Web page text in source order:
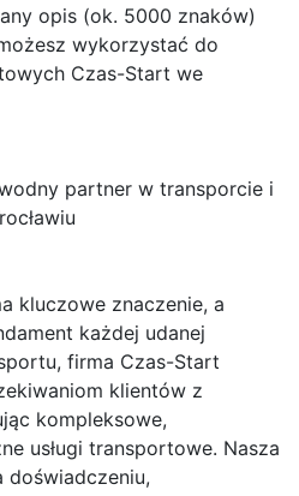
opis (ok. 5000 znaków)
wykorzystać do
Czas-Start we
partner w transporcie i
kluczowe znaczenie, a
każdej udanej
firma Czas-Start
klientów z
kompleksowe,
usługi transportowe. Nasza
doświadczeniu,